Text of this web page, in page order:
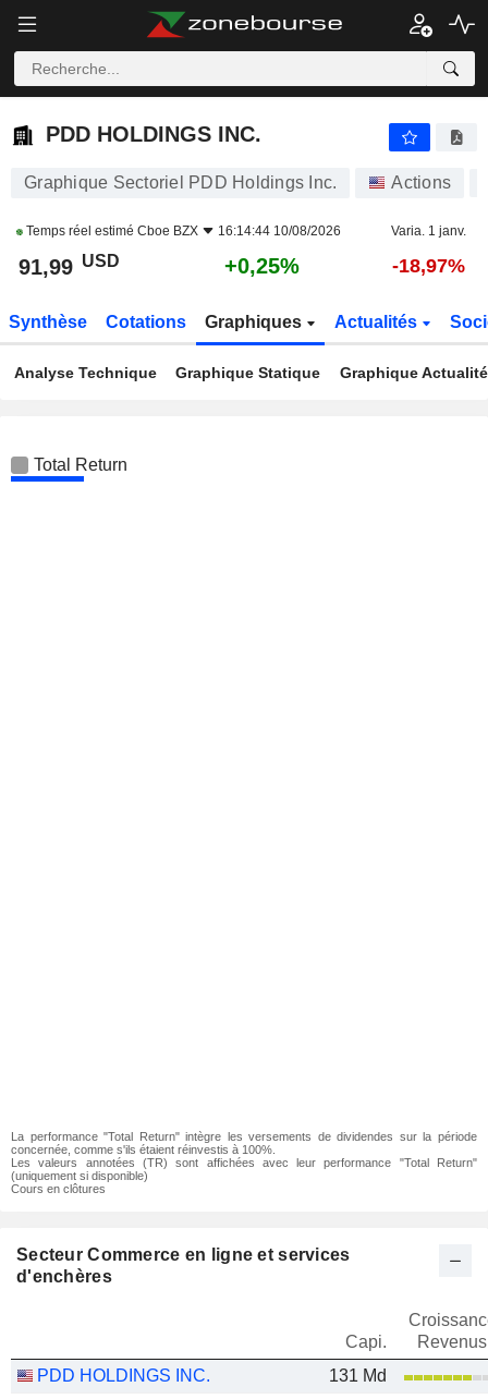
PDD HOLDINGS INC.
PDD HOLDINGS INC.
Graphique Sectoriel PDD Holdings Inc. Actions
Temps réel estimé Cboe BZX 16:14:44 10/08/2026 Varia. 1 janv.
91,99 USD +0,25% -18,97%
Synthèse Cotations Graphiques Actualités
Analyse Technique Graphique Statique Graphique
Total Return
La performance "Total Return" intègre les versements de dividendes sur la période
concernée, comme s'ils étaient réinvestis à 100%.
Les valeurs annotées (TR) sont affichées avec leur performance "Total Return"
(uniquement si disponible)
Cours en clôtures
Secteur Commerce en ligne et services
d'enchères
Capi.
Revenus
PDD HOLDINGS INC.
131 Md